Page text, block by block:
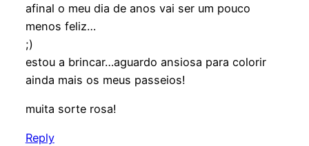
afinal o meu dia de anos vai ser um pouco
menos feliz…
;)
estou a brincar…aguardo ansiosa para colorir
ainda mais os meus passeios!
muita sorte rosa!
Reply